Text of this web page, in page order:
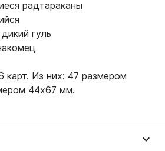
радтараканы
гуль
карт. Из них: 47 размером
44х67 мм.